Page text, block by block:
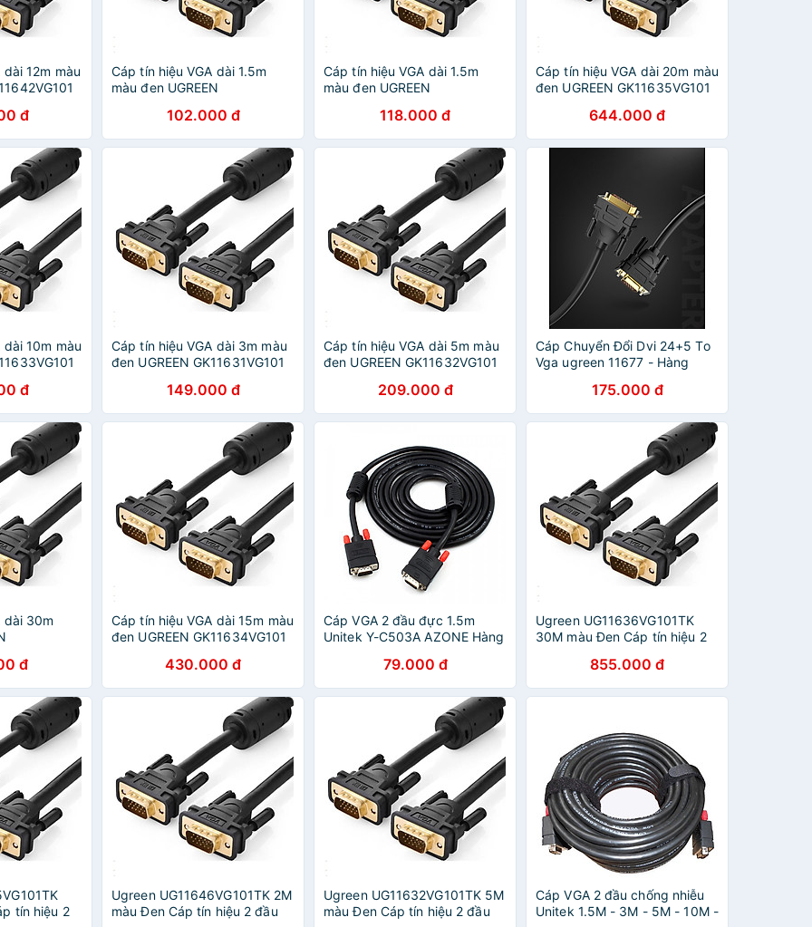
dài 12m màu
đ
Cáp tín hiệu VGA dài 1.5m
màu đen UGREEN
102.000 đ
Cáp tín hiệu VGA dài 1.5m
màu đen UGREEN
118.000 đ
Cáp tín hiệu VGA dài 20m màu
đen UGREEN GK11635VG101
644.000 đ
dài 10m màu
đ
Cáp tín hiệu VGA dài 3m màu
đen UGREEN GK11631VG101
149.000 đ
Cáp tín hiệu VGA dài 5m màu
đen UGREEN GK11632VG101
209.000 đ
Cáp Chuyển Đổi Dvi 24+5 To
Vga ugreen 11677 - Hàng
175.000 đ
dài 30m
đ
Cáp tín hiệu VGA dài 15m màu
đen UGREEN GK11634VG101
430.000 đ
Cáp VGA 2 đầu đực 1.5m
Unitek Y-C503A AZONE Hàng
79.000 đ
Ugreen UG11636VG101TK
30M màu Đen Cáp tín hiệu 2
855.000 đ
tín hiệu 2
Ugreen UG11646VG101TK 2M
màu Đen Cáp tín hiệu 2 đầu
Ugreen UG11632VG101TK 5M
màu Đen Cáp tín hiệu 2 đầu
Cáp VGA 2 đầu chống nhiễu
Unitek 1.5M - 3M - 5M - 10M -